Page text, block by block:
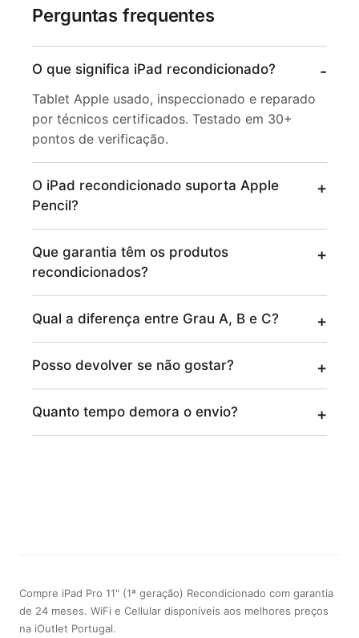
Perguntas frequentes
O que significa iPad recondicionado?
Tablet Apple usado, inspeccionado e reparado
por técnicos certificados. Testado em 30+
pontos de verificação.
O iPad recondicionado suporta Apple
Pencil?
Que garantia têm os produtos
recondicionados?
Qual a diferença entre Grau A, B e C?
Posso devolver se não gostar?
Quanto tempo demora o envio?
Compre iPad Pro 11" (1ª geração) Recondicionado com garantia
de 24 meses. WiFi e Cellular disponíveis aos melhores preços
na iOutlet Portugal.